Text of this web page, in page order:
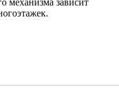
механизма зависит